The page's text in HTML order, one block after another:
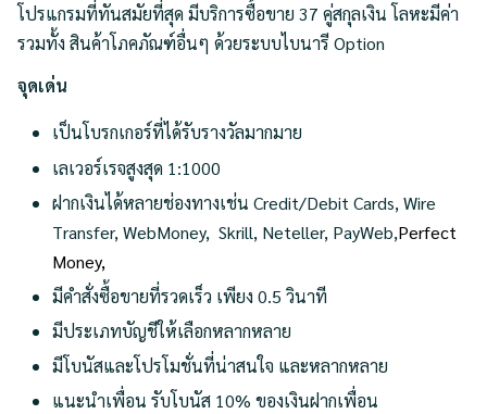
โปรแกรมที่ทันสมัยที่สุด มีบริการซื้อขาย 37 คู่สกุลเงิน โลหะมีค่า
รวมทั้ง สินค้าโภคภัณฑ์อื่นๆ ด้วยระบบไบนารี Option
จุดเด่น
เป็นโบรกเกอร์ที่ได้รับรางวัลมากมาย
เลเวอร์เรจสูงสุด 1:1000
ฝากเงินได้หลายช่องทางเช่น Credit/Debit Cards, Wire
Transfer, WebMoney, Skrill, Neteller, PayWeb,Perfect
Money,
มีคำสั่งซื้อขายที่รวดเร็ว เพียง 0.5 วินาที
มีประเภทบัญชีให้เลือกหลากหลาย
มีโบนัสและโปรโมชั่นที่น่าสนใจ และหลากหลาย
แนะนำเพื่อน รับโบนัส 10% ของเงินฝากเพื่อน